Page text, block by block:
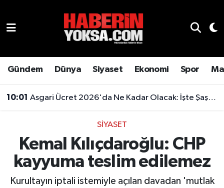
Gündem Dünya Siyaset Ekonomi Spor
10:01 Asgari Ücret 2026'da Ne Kadar Olacak: İşte Şaşırtan Rakam
SIYASET
Kemal Kılıçdaroğlu: CHP
kayyuma teslim edilemez
Kurultayın iptali istemiyle açılan davadan 'mutlak
Genel
Gündem
Hava Durumu
Son Dakika Haberleri
Haber Arşivi